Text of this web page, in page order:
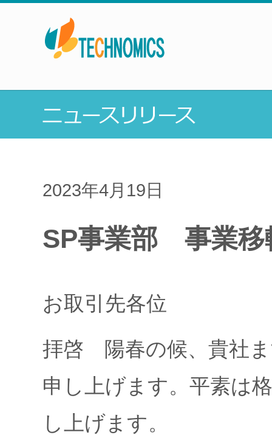
2023年4月19日
SP事業部 事業移
お取引先各位
拝啓 陽春の候、貴社
申し上げます。平素は
し上げます。